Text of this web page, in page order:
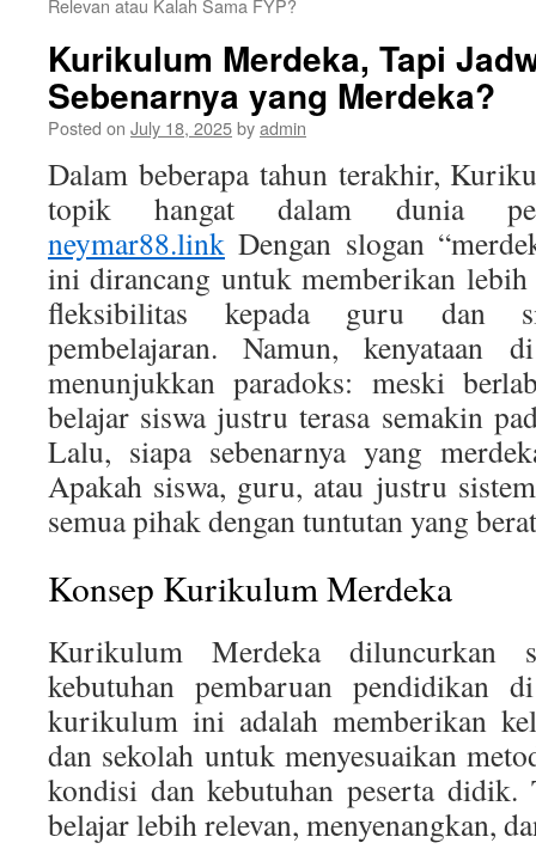
Relevan atau Kalah Sama FYP?
Kurikulum Merdeka, Tapi
Sebenarnya yang Merdeka?
Posted on July 18, 2025byadmin
Dalam beberapa tahun terakhir,
topik hangat dalam dunia
neymar88.link Dengan slogan
ini dirancang untuk memberikan lebih
fleksibilitas kepada guru dan
pembelajaran. Namun, kenyataan
menunjukkan paradoks: meski
belajar siswa justru terasa semakin
Lalu, siapa sebenarnya yang
Apakah siswa, guru, atau justru
semua pihak dengan tuntutan yang
Konsep Kurikulum Merdeka
Kurikulum Merdeka diluncurkan
kebutuhan pembaruan pendidikan
kurikulum ini adalah memberikan
dan sekolah untuk menyesuaikan
kondisi dan kebutuhan peserta didik.
belajar lebih relevan, menyenangkan,